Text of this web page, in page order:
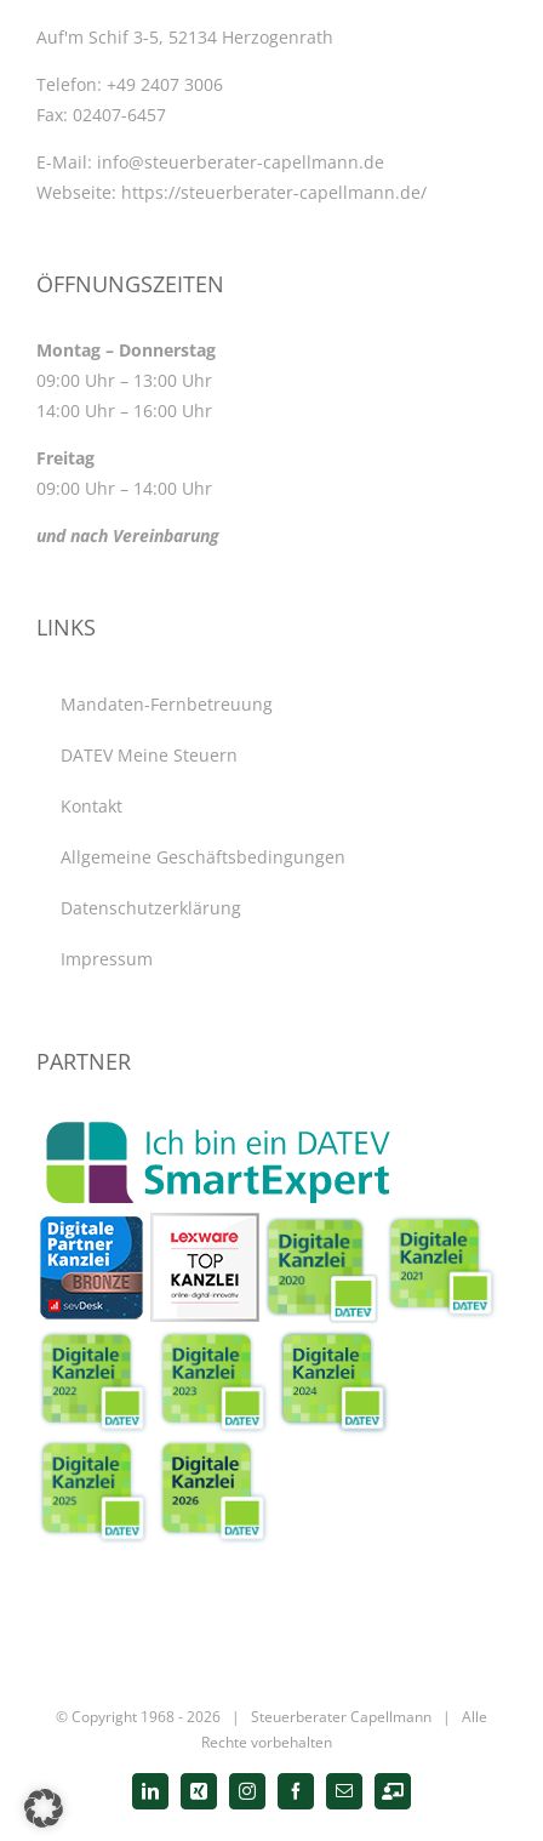
Auf'm Schif 3-5, 52134 Herzogenrath
Telefon: +49 2407 3006
Fax: 02407-6457
E-Mail: info@steuerberater-capellmann.de
Webseite: https://steuerberater-capellmann.de/
ÖFFNUNGSZEITEN
Montag – Donnerstag
09:00 Uhr – 13:00 Uhr
14:00 Uhr – 16:00 Uhr
Freitag
09:00 Uhr – 14:00 Uhr
und nach Vereinbarung
LINKS
Mandaten-Fernbetreuung
DATEV Meine Steuern
Kontakt
Allgemeine Geschäftsbedingungen
Datenschutzerklärung
Impressum
PARTNER
© Copyright 1968 -2026 | Steuerberater Capellmann | Alle
Rechte vorbehalten
LinkedInXing InstagramFacebook
E-
Mail
Digitale
Kanzlei